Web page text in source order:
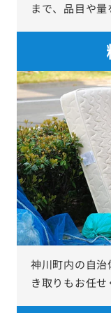
まで、品目や量
神川町内の自
き取りもお任せ